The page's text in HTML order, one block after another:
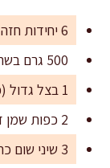
6 יחידות חזה עוף חצויות דק (כ-900 גרם בסך הכל)
500 גרם בשר בקר טחון טרי (רצוי מנתח צוואר או שכמה)
1 בצל גדול (כ-150 גרם), קצוץ דק
2 כפות שמן זית (30 מ"ל)
3 שיני שום כתושות (כ-9 גרם)